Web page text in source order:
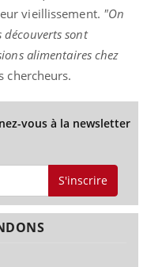
vieillissement. "On
découverts sont
alimentaires chez
chercheurs.
vous à la newsletter
S'inscrire